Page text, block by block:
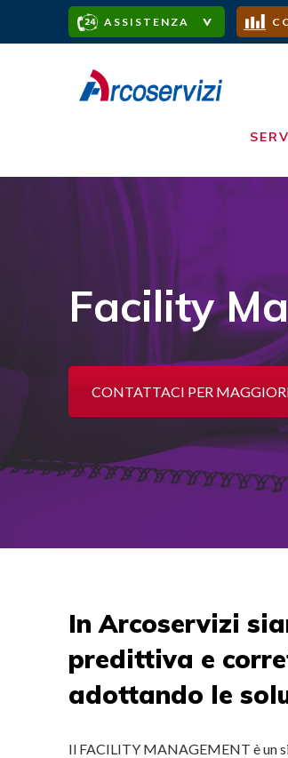
ASSISTENZA
Facility
CONTATTACI PER
In Arcoservizi
predittiva e
adottando le
Il FACILITY MANAGEMENT è un